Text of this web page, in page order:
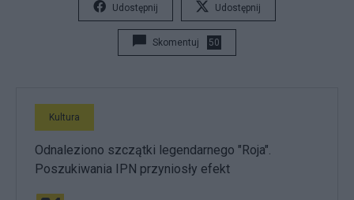
Udostępnij Udostępnij
Skomentuj 50
Kultura
Odnaleziono szczątki legendarnego "Roja".
Poszukiwania IPN przyniosły efekt